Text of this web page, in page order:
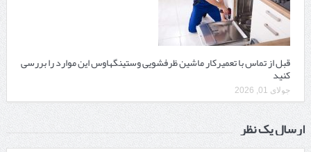
قبل از تماس با تعمیرکار ماشین ظرفشویی وستینگهاوس این موارد را بررسی
کنید
جولای 01, 2026
ارسال یک نظر